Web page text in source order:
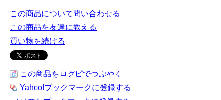
この商品について問い合わせる
この商品を友達に教える
買い物を続ける
この商品をログピでつぶやく
Yahoo!ブックマークに登録する